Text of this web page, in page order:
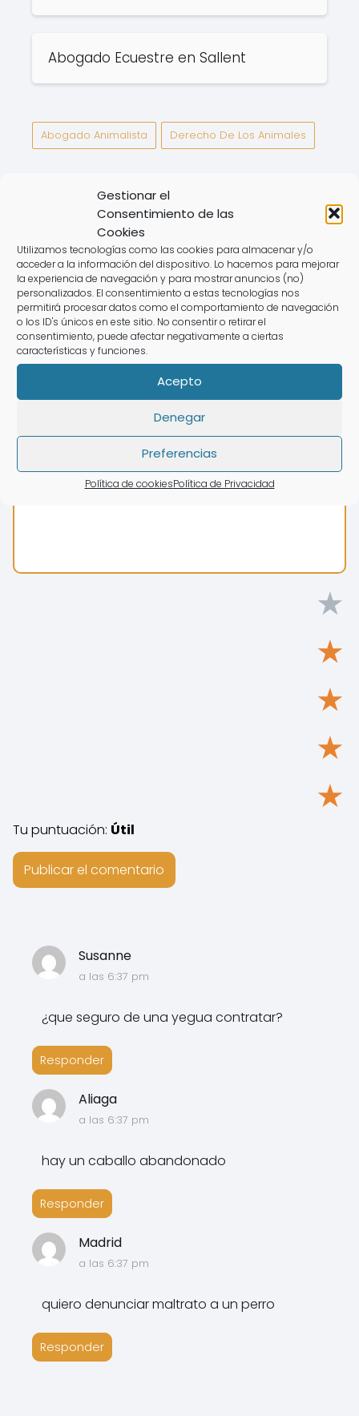
Gestionar el
Consentimiento de las
Cookies
Utilizamos tecnologías como las cookies para almacenar y/o
acceder a la información del dispositivo. Lo hacemos para mejorar
la experiencia de navegación y para mostrar anuncios (no)
personalizados. El consentimiento a estas tecnologías nos
permitirá procesar datos como el comportamiento de navegación
o los ID's únicos en este sitio. No consentir o retirar el
consentimiento, puede afectar negativamente a ciertas
características y funciones.
Acepto
Denegar
Preferencias
Política de cookiesPolítica de Privacidad
Abogado Ecuestre en Sallent
Abogado Animalista Derecho De Los Animales
Abogado Ecuestre en
Vega de San Mateo
Abogado Ecuestre en
Cuarte de Huerva
Susanne
a las 6:37 pm
¿que seguro de una yegua contratar?
Responder
Aliaga
a las 6:37 pm
hay un caballo abandonado
Responder
Madrid
a las 6:37 pm
quiero denunciar maltrato a un perro
Responder
Deja una respuesta
★
★
★
★
★
Tu puntuación: Útil